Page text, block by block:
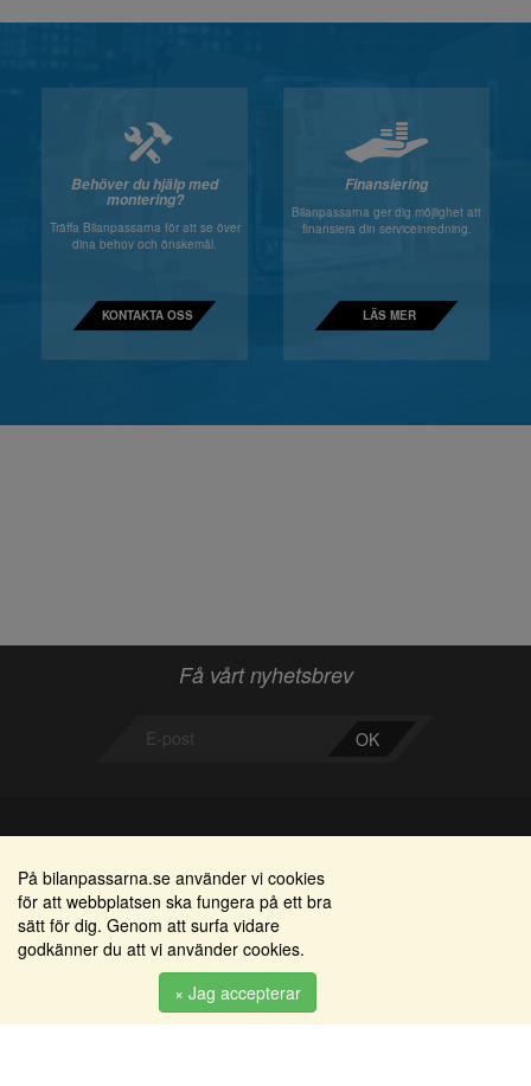
Behöver du hjälp med
montering?
Träffa Bilanpassarna för att se över
dina behov och önskemål.
KONTAKTA OSS
Finansiering
Bilanpassarna ger dig möjlighet att
finansiera din serviceinredning.
LÄS MER
Få vårt nyhetsbrev
OK
Bilanpassarna
Smedjegatan 22
352 46 Växjö
info@bilanpassarna.se
Områden
Alkomätare / alkolås
Elprodukter
Serviceinredningar
Tillbehörs artiklar
På bilanpassarna.se använder vi cookies
för att webbplatsen ska fungera på ett bra
sätt för dig. Genom att surfa vidare
godkänner du att vi använder cookies.
× Jag accepterar